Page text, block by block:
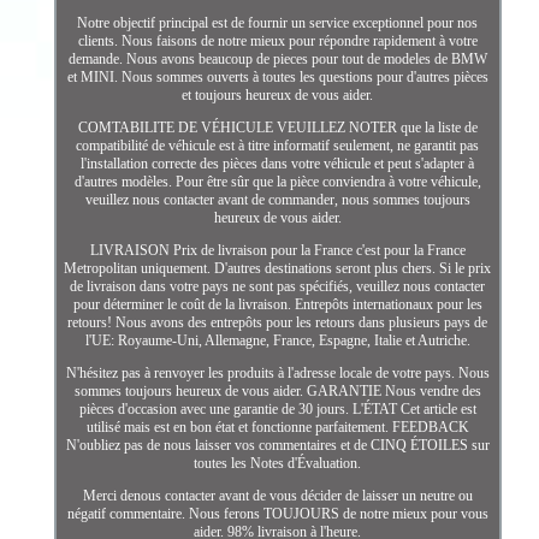
Notre objectif principal est de fournir un service exceptionnel pour nos
clients. Nous faisons de notre mieux pour répondre rapidement à votre
demande. Nous avons beaucoup de pieces pour tout de modeles de BMW
et MINI. Nous sommes ouverts à toutes les questions pour d'autres pièces
et toujours heureux de vous aider.
COMTABILITE DE VÉHICULE VEUILLEZ NOTER que la liste de
compatibilité de véhicule est à titre informatif seulement, ne garantit pas
l'installation correcte des pièces dans votre véhicule et peut s'adapter à
d'autres modèles. Pour être sûr que la pièce conviendra à votre véhicule,
veuillez nous contacter avant de commander, nous sommes toujours
heureux de vous aider.
LIVRAISON Prix de livraison pour la France c'est pour la France
Metropolitan uniquement. D'autres destinations seront plus chers. Si le prix
de livraison dans votre pays ne sont pas spécifiés, veuillez nous contacter
pour déterminer le coût de la livraison. Entrepôts internationaux pour les
retours! Nous avons des entrepôts pour les retours dans plusieurs pays de
l'UE: Royaume-Uni, Allemagne, France, Espagne, Italie et Autriche.
N'hésitez pas à renvoyer les produits à l'adresse locale de votre pays. Nous
sommes toujours heureux de vous aider. GARANTIE Nous vendre des
pièces d'occasion avec une garantie de 30 jours. L'ÉTAT Cet article est
utilisé mais est en bon état et fonctionne parfaitement. FEEDBACK
N'oubliez pas de nous laisser vos commentaires et de CINQ ÉTOILES sur
toutes les Notes d'Évaluation.
Merci denous contacter avant de vous décider de laisser un neutre ou
négatif commentaire. Nous ferons TOUJOURS de notre mieux pour vous
aider. 98% livraison à l'heure.